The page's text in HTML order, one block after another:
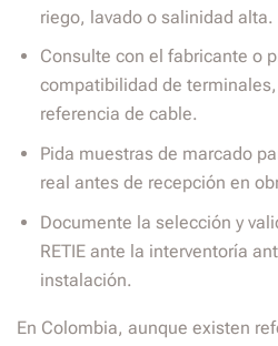
riego, lavado o salinidad alta.
Consulte con el fabricante o
compatibilidad de
referencia de cable.
Pida muestras de marcado
real antes de recepción en
Documente la selección y
RETIE ante la interventoría
instalación.
En Colombia, aunque existen